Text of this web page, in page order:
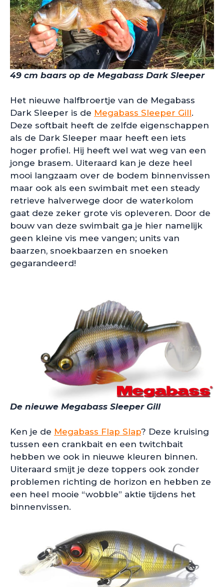
49 cm baars op de Megabass Dark Sleeper
Het nieuwe halfbroertje van de Megabass
Dark Sleeper is de Megabass Sleeper Gill.
Deze softbait heeft de zelfde eigenschappen
als de Dark Sleeper maar heeft een iets
hoger profiel. Hij heeft wel wat weg van een
jonge brasem. Uiteraard kan je deze heel
mooi langzaam over de bodem binnenvissen
maar ook als een swimbait met een steady
retrieve halverwege door de waterkolom
gaat deze zeker grote vis opleveren. Door de
bouw van deze swimbait ga je hier namelijk
geen kleine vis mee vangen; units van
baarzen, snoekbaarzen en snoeken
gegarandeerd!
De nieuwe Megabass Sleeper Gill
Ken je de Megabass Flap Slap? Deze kruising
tussen een crankbait en een twitchbait
hebben we ook in nieuwe kleuren binnen.
Uiteraard smijt je deze toppers ook zonder
problemen richting de horizon en hebben ze
een heel mooie “wobble” aktie tijdens het
binnenvissen.